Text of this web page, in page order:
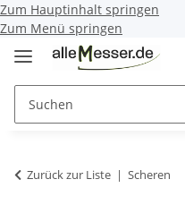
Zum Hauptinhalt springen
Zum Menü springen
Zurück zur Liste Scheren